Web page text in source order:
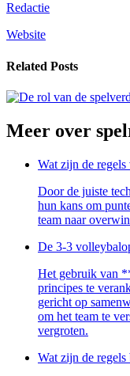
Redactie
Website
Related Posts
Meer over
Wat zijn de
Door de juiste
hun ⁢kans om
team naar
De 3-3
Het gebruik van
principes te
gericht op
om het⁤ team te
⁤vergroten.
Wat zijn de